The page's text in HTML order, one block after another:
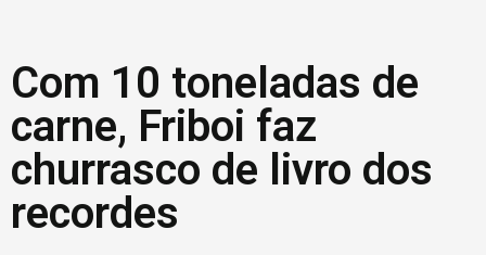
Com 10 toneladas de
carne, Friboi faz
churrasco de livro dos
recordes